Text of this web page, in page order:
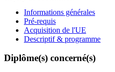
Informations générales
Pré-requis
Acquisition de l'UE
Descriptif & programme
Diplôme(s) concerné(s)